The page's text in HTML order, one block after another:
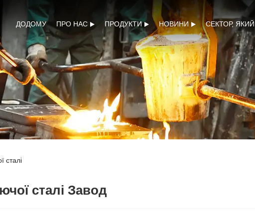
ДОДОМУ ПРО НАС ПРОДУКТИ НОВИНИ СЕКТОР,
сталі
сталі Завод